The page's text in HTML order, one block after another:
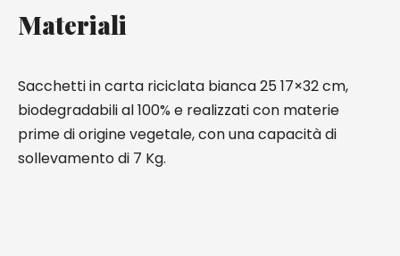
Materiali
Sacchetti in carta riciclata bianca 25 17×32 cm,
biodegradabili al 100% e realizzati con materie
prime di origine vegetale, con una capacità di
sollevamento di 7 Kg.